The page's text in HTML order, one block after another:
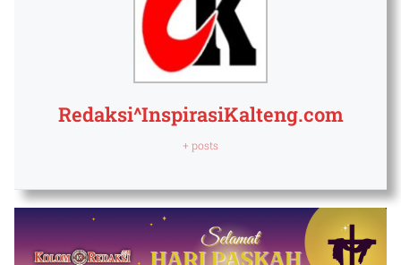
Redaksi^InspirasiKalteng.com
+ posts